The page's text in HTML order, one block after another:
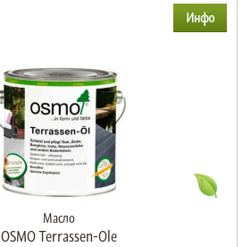
Масло
OSMO Terrassen-Ole